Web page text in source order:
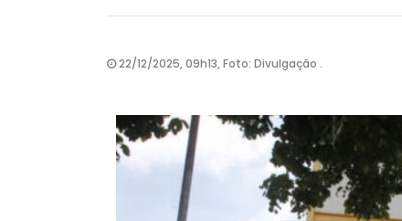
22/12/2025, 09h13, Foto: Divulgação .